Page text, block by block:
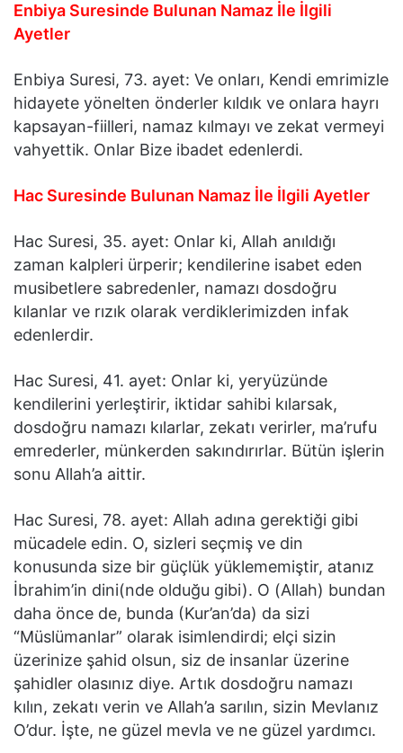
Enbiya Suresinde Bulunan Namaz İle İlgili
Ayetler
Enbiya Suresi, 73. ayet: Ve onları, Kendi emrimizle
hidayete yönelten önderler kıldık ve onlara hayrı
kapsayan-fiilleri, namaz kılmayı ve zekat vermeyi
vahyettik. Onlar Bize ibadet edenlerdi.
Hac Suresinde Bulunan Namaz İle İlgili Ayetler
Hac Suresi, 35. ayet: Onlar ki, Allah anıldığı
zaman kalpleri ürperir; kendilerine isabet eden
musibetlere sabredenler, namazı dosdoğru
kılanlar ve rızık olarak verdiklerimizden infak
edenlerdir.
Hac Suresi, 41. ayet: Onlar ki, yeryüzünde
kendilerini yerleştirir, iktidar sahibi kılarsak,
dosdoğru namazı kılarlar, zekatı verirler, ma’rufu
emrederler, münkerden sakındırırlar. Bütün işlerin
sonu Allah’a aittir.
Hac Suresi, 78. ayet: Allah adına gerektiği gibi
mücadele edin. O, sizleri seçmiş ve din
konusunda size bir güçlük yüklememiştir, atanız
İbrahim’in dini(nde olduğu gibi). O (Allah) bundan
daha önce de, bunda (Kur’an’da) da sizi
“Müslümanlar” olarak isimlendirdi; elçi sizin
üzerinize şahid olsun, siz de insanlar üzerine
şahidler olasınız diye. Artık dosdoğru namazı
kılın, zekatı verin ve Allah’a sarılın, sizin Mevlanız
O’dur. İşte, ne güzel mevla ve ne güzel yardımcı.